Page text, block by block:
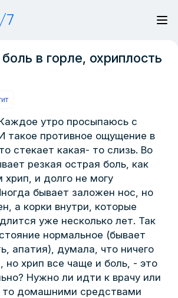
7
в горле, охриплость
утро просыпаюсь с
такое противное ощущение в
стекает какая- то слизь. Во
резкая острая боль, как
и долго не могу
бывает заложен нос, но
а корки внутри, которые
уже несколько лет. Так
нормальное (бывает
апатия), думала, что ничего
но хрип все чаще и боль, - это
Нужно ли идти к врачу или
домашними средствами